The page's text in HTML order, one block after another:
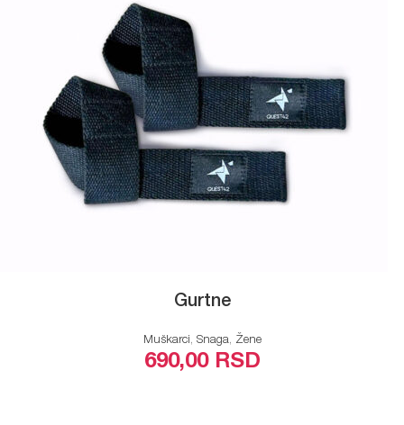
Gurtne
Muškarci, Snaga, Žene
690,00 RSD